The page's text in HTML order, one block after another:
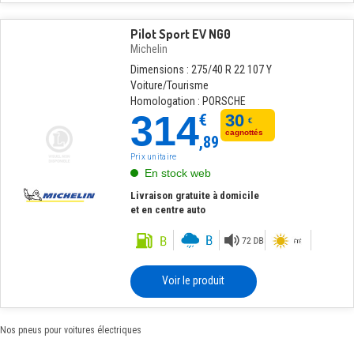
Pilot Sport EV NG0
Michelin
Dimensions : 275/40 R 22 107 Y
Voiture/Tourisme
Homologation : PORSCHE
314€
,89
30 €
cagnottés
Prix unitaire
En stock web
Livraison gratuite à domicile
et en centre auto
Voir le produit
Nos pneus pour voitures électriques